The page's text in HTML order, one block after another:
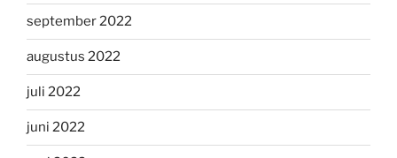
september 2022
augustus 2022
juli 2022
juni 2022